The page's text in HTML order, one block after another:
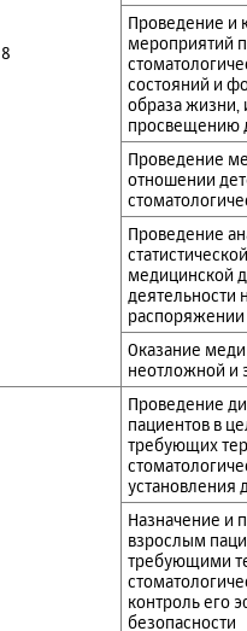
8
Проведение и
мероприятий
состояний и
образа жизни,
просвещению
Проведение
отношении
Проведение
медицинской
деятельности
Оказание
неотложной и
Проведение
пациентов в
требующих
установления
Назначение и
взрослым
требующими
контроль его
безопасности